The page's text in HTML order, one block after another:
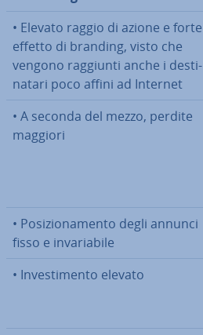
• Elevato raggio di azione e forte
effetto di branding, visto che
vengono raggiunti anche i de­sti­
na­ta­ri poco affini ad Internet
• A seconda del mezzo, perdite
maggiori
• Po­si­zio­na­men­to degli annunci
fisso e in­va­ria­bi­le
• In­ve­sti­men­to elevato